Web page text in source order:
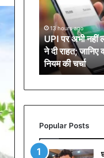
र
भी
न
ल
गे
ई
र्ज
,
R
13 hours ago
UPI पर अभी नहीं
ने दी राहत;
नियम की चर्चा
Popular Posts